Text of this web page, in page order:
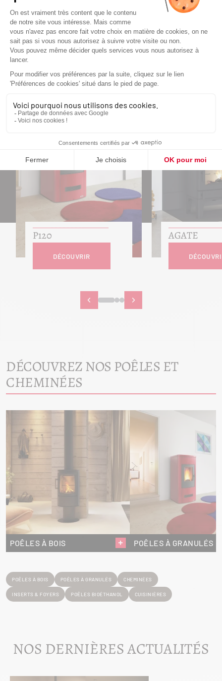
CŒUR
COUP DE CŒUR
P120
DÉCOUVRIR
AGATE
DÉCOUVREZ NOS POÊLES ET
CHEMINÉES
POÊLES À BOIS POÊLES À GRANULÉS
POÊLES À BOIS POÊLES À GRANULÉS CHEMINÉES
INSERTS & FOYERS POÊLES BIOÉTHANOL CUISINIÈRES
NOS DERNIÈRES ACTUALITÉS